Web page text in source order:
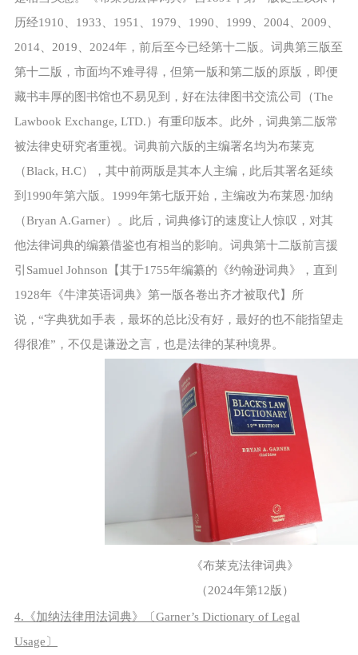
历经1910、1933、1951、1979、1990、1999、2004、2009、
2014、2019、2024年，前后至今已经第十二版。词典第三版至
第十二版，市面均不难寻得，但第一版和第二版的原版，即便
藏书丰厚的图书馆也不易见到，好在法律图书交流公司（The
Lawbook Exchange, LTD.）有重印版本。此外，词典第二版常
被法律史研究者重视。词典前六版的主编署名均为布莱克
（Black, H.C），其中前两版是其本人主编，此后其署名延续
到1990年第六版。1999年第七版开始，主编改为布莱恩·加纳
（Bryan A.Garner）。此后，词典修订的速度让人惊叹，对其
他法律词典的编纂借鉴也有相当的影响。词典第十二版前言援
引Samuel Johnson【其于1755年编纂的《约翰逊词典》，直到
1928年《牛津英语词典》第一版各卷出齐才被取代】所
说，“字典犹如手表，最坏的总比没有好，最好的也不能指望走
得很准”，不仅是谦逊之言，也是法律的某种境界。
《布莱克法律词典》
（2024年第12版）
4.《加纳法律用法词典》〔Garner’s Dictionary of Legal
Usage〕